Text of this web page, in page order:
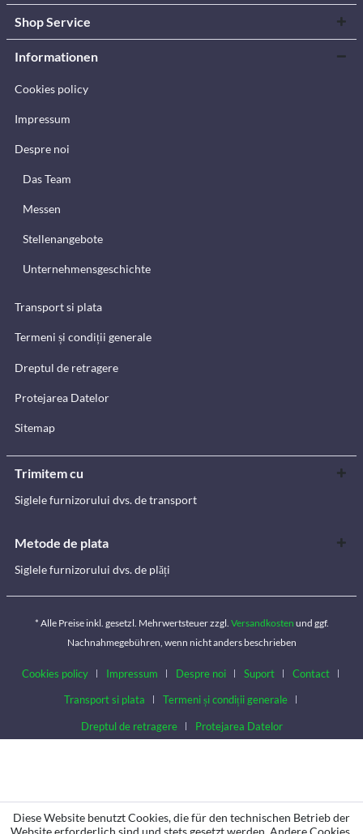
Shop Service
Informationen
Cookies policy
Impressum
Despre noi
Das Team
Messen
Stellenangebote
Unternehmensgeschichte
Transport si plata
Termeni și condiții generale
Dreptul de retragere
Protejarea Datelor
Sitemap
Trimitem cu
Siglele furnizorului dvs. de transport
Metode de plata
Siglele furnizorului dvs. de plăți
* Alle Preise inkl. gesetzl. Mehrwertsteuer zzgl. Versandkosten und ggf.
Nachnahmegebühren, wenn nicht anders beschrieben
Cookies policy Impressum Despre noi Suport
Contact
Transport si plata
Termeni și condiții generale
Dreptul de retragere Protejarea Datelor
Diese Website benutzt Cookies, die für den technischen Betrieb der
Website erforderlich sind und stets gesetzt werden. Andere Cookies,